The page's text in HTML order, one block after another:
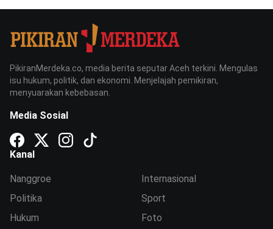
PikiranMerdeka.co, media berita seputar Aceh terkini. Mengulas
isu hukum, politik, dan ekonomi. Menjelajah pemikiran,
menyuarakan kebebasan.
Media Sosial
Kanal
Nanggroe
Politika
Hukum
Internasional
Sport
Foto